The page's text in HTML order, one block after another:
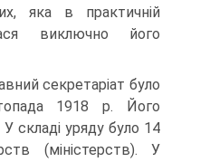
яка в практичній
виключно його
секретаріат було
1918 р. Його
складі уряду було 14
(міністерств). У